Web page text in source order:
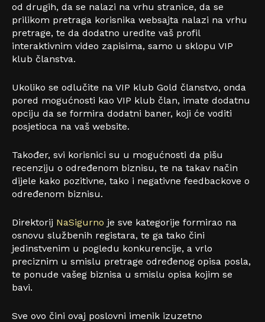
od drugih, da se nalazi na vrhu stranice, da se
prilikom pretraga korisnika websajta nalazi na vrhu
pretrage, te da dodatno uredite vaš profil
interaktivnim video zapisima, samo u sklopu VIP
klub članstva.
Ukoliko se odlučite na VIP klub Gold članstvo, onda
pored mogućnosti kao VIP klub član, imate dodatnu
opciju da se formira dodatni baner, koji će voditi
posjetioca na vaš website.
Također, svi korisnici su u mogućnosti da pišu
recenziju o određenom biznisu, te na takav način
dijele kako pozitivne, tako i negativne feedbackove o
određenom biznisu.
Direktorij NaSigurno je sve kategorije formirao na
osnovu službenih registara, te ga tako čini
jedinstvenim u pogledu konkurencije, a vrlo
preciznim u smislu pretrage određenog opisa posla,
te ponude vašeg biznisa u smislu opisa kojim se
bavi.
Sve ovo čini ovaj poslovni imenik izuzetno